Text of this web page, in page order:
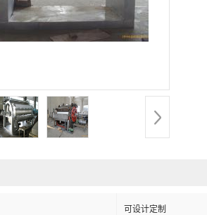
可设计定制